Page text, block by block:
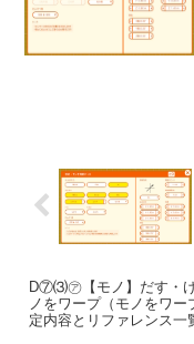
D⑦⑶㋐【モノ】だす・
ノをワープ（モノをワー
定内容とリファレンス一